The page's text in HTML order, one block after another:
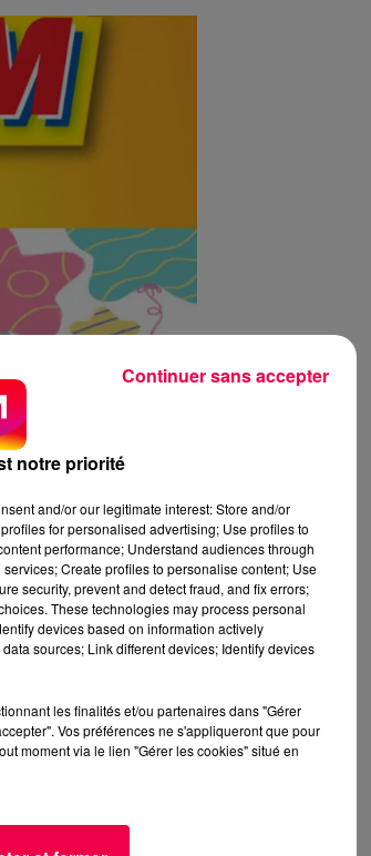
notre priorité
and/or our legitimate interest: Store and/or
for personalised advertising; Use profiles to
performance; Understand audiences through
Create profiles to personalise content; Use
security, prevent and detect fraud, and fix errors;
These technologies may process personal
devices based on information actively
sources; Link different devices; Identify devices
les finalités et/ou partenaires dans "Gérer
Vos préférences ne s'appliqueront que pour
moment via le lien "Gérer les cookies" situé en
Continuer sans accepter